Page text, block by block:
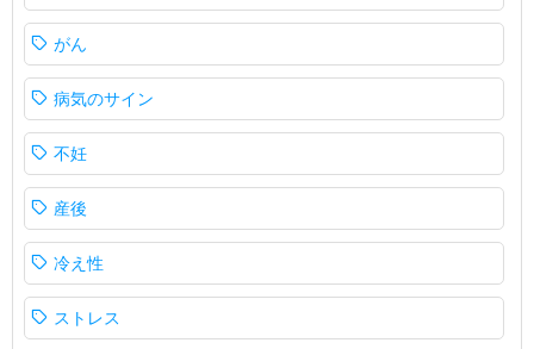
がん
病気のサイン
不妊
産後
冷え性
ストレス